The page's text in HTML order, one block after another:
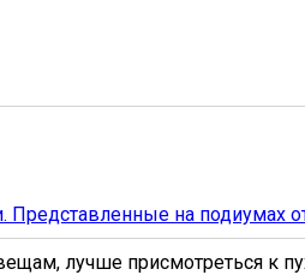
на подиумах
лучше присмотреться к